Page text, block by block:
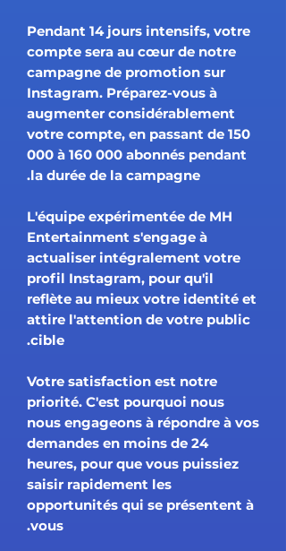
Pendant 14 jours intensifs, votre
compte sera au cœur de notre
campagne de promotion sur
Instagram. Préparez-vous à
augmenter considérablement
votre compte, en passant de 150
000 à 160 000 abonnés pendant
la durée de la campagne.
L'équipe expérimentée de MH
Entertainment s'engage à
actualiser intégralement votre
profil Instagram, pour qu'il
reflète au mieux votre identité et
attire l'attention de votre public
cible.
Votre satisfaction est notre
priorité. C'est pourquoi nous
nous engageons à répondre à vos
demandes en moins de 24
heures, pour que vous puissiez
saisir rapidement les
opportunités qui se présentent à
vous.